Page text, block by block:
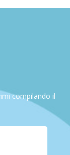
compilando il